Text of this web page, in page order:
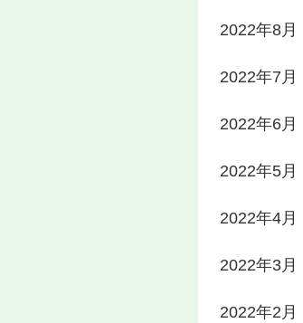
2022年8月
2022年7月
2022年6月
2022年5月
2022年4月
2022年3月
2022年2月